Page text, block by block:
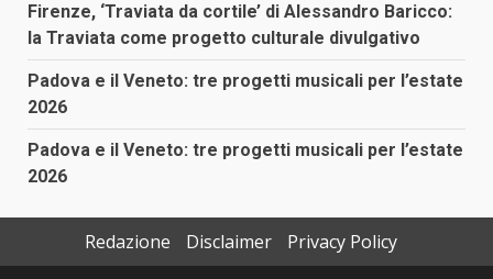
Firenze, ‘Traviata da cortile’ di Alessandro Baricco:
la Traviata come progetto culturale divulgativo
Padova e il Veneto: tre progetti musicali per l’estate
2026
Padova e il Veneto: tre progetti musicali per l’estate
2026
Redazione Disclaimer
Privacy Policy